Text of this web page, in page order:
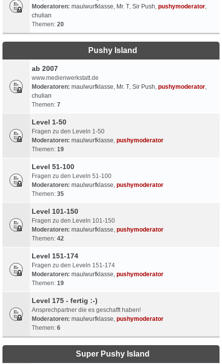
Moderatoren: maulwurfklasse, Mr. T, Sir Push, pushymoderator,
chulian
Themen: 20
Pushy Island
ab 2007
www.medienwerkstatt.de
Moderatoren: maulwurfklasse, Mr. T, Sir Push, pushymoderator,
chulian
Themen: 7
Level 1-50
Fragen zu den Leveln 1-50
Moderatoren: maulwurfklasse, pushymoderator
Themen: 19
Level 51-100
Fragen zu den Leveln 51-100
Moderatoren: maulwurfklasse, pushymoderator
Themen: 35
Level 101-150
Fragen zu den Leveln 101-150
Moderatoren: maulwurfklasse, pushymoderator
Themen: 42
Level 151-174
Fragen zu den Leveln 151-174
Moderatoren: maulwurfklasse, pushymoderator
Themen: 19
Level 175 - fertig :-)
Ansprechpartner die es geschafft haben!
Moderatoren: maulwurfklasse, pushymoderator
Themen: 6
Super Pushy Island